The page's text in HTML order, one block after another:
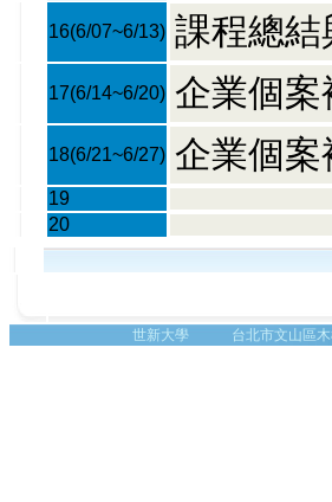
16(6/07~6/13) 課程總結
17(6/14~6/20) 企業個案
18(6/21~6/27) 企業個案
19
20
世新大學 台北市文山區木